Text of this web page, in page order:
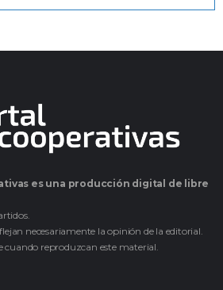
es una producción digital de libre
necesariamente la opinión de la editorial.
cuando reproduzcan este material.